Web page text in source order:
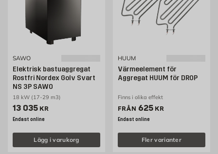
SAWO
Elektrisk bastuaggregat
Rostfri Nordex Golv Svart
NS 3P SAWO
18 kW (17-29 m3)
Pris 13035 kr
13 035 KR
Endast online
Lägg i varukorg
HUUM
Värmeelement för
Aggregat HUUM för DROP
Finns i olika effekt
FRÅN Pris 625 kr
625 KR
Endast online
Fler varianter